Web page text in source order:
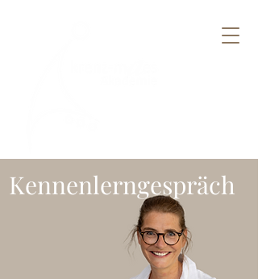
Kennenlerngespräch